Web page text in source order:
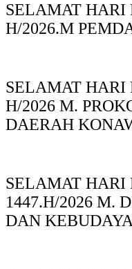
SELAMAT HARI
H/2026.M
SELAMAT HARI
H/2026 M.
DAERAH
SELAMAT HARI
1447.H/2026 M.
DAN